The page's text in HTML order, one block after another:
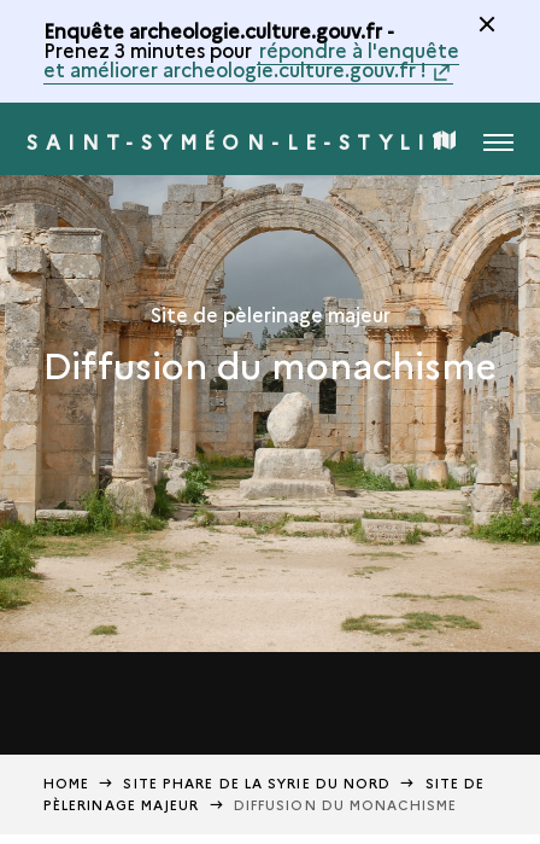
Enquête archeologie.culture.gouv.fr -
Prenez 3 minutes pour répondre à l'enquête
et améliorer archeologie.culture.gouv.fr !
SAINT-SYMÉON-LE-STYLITE
CARTE
DE
LA
COLLECTION
MENU
Site de pèlerinage majeur
Diffusion du monachisme
HOME SITE PHARE DE LA SYRIE DU NORD
SITE DE
PÈLERINAGE MAJEUR
DIFFUSION DU MONACHISME